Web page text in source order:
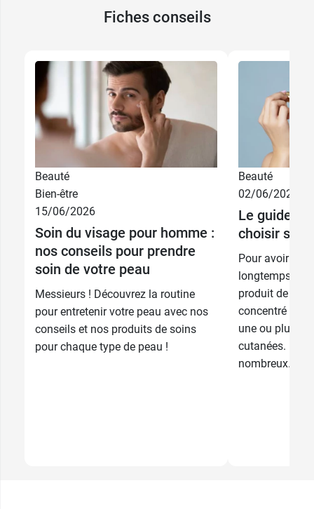
Fiches conseils
Beauté
Bien-être
15/06/2026
Soin du visage pour homme :
nos conseils pour prendre
soin de votre peau
Messieurs ! Découvrez la routine
pour entretenir votre peau avec nos
conseils et nos produits de soins
pour chaque type de peau !
Beauté
02/06/2026
Le guide
choisir son
Pour avoir
longtemps, le
produit de
concentré
une ou
cutanées. Il
nombreux...